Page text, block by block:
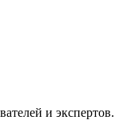
и экспертов.